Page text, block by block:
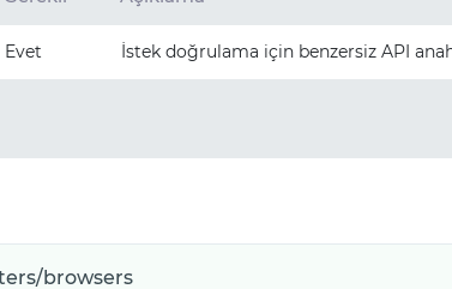
Evet İstek doğrulama için benzersiz API